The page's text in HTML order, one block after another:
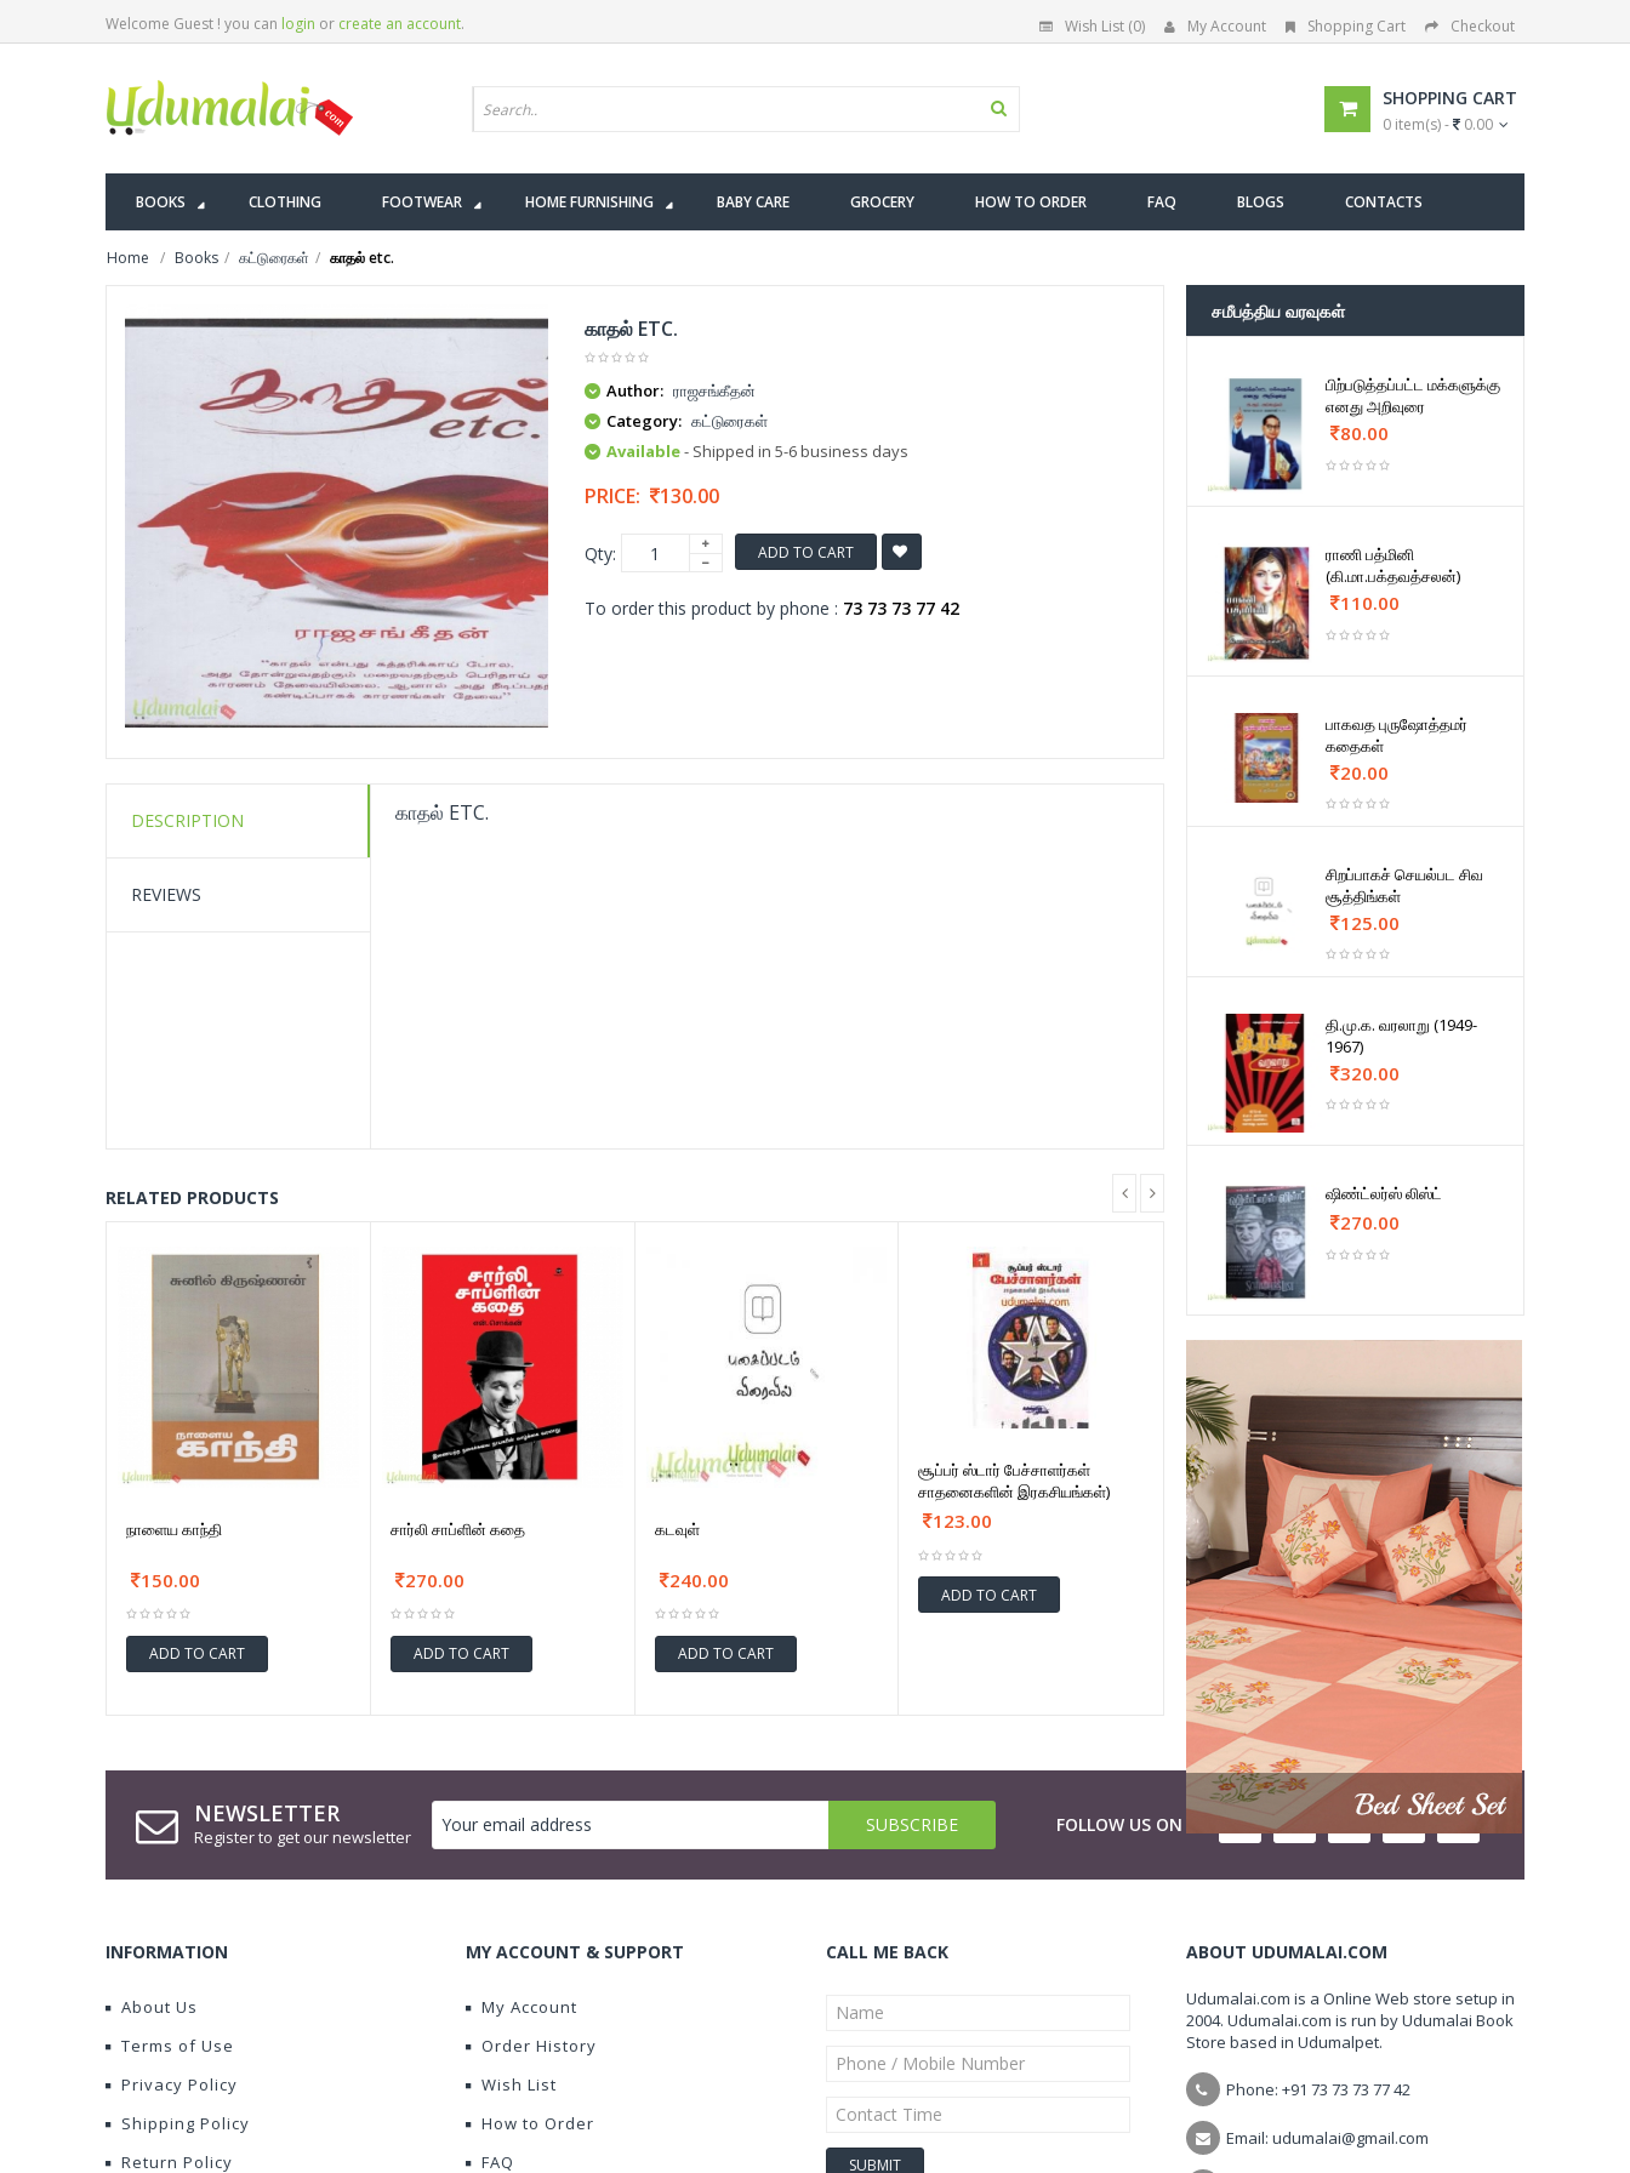
Welcome Guest ! you can login or create an account. Wish List (0) My Account Shopping Cart Checkout
SHOPPING CART
0 item(s) - 0.00
BOOKS CLOTHING FOOTWEAR HOME FURNISHING BABY CARE GROCERY HOW TO ORDER FAQ BLOGS CONTACTS
Home Books கட்டுரைகள் காதல் etc.
காதல் ETC.
Author: ராஜசங்கீதன்
Category: கட்டுரைகள்
Available- Shipped in 5-6 business days
PRICE: 130.00
Qty: ADD TO CART
To order this product by phone : 73 73 73 77 42
DESCRIPTION
REVIEWS
காதல் ETC.
RELATED PRODUCTS
நாளைய காந்தி
150.00
ADD TO CART
சார்லி சாப்ளின் கதை
270.00
ADD TO CART
கடவுள்
240.00
ADD TO CART
சூப்பர் ஸ்டார் பேச்சாளர்கள்
சாதனைகளின் இரகசியங்கள்)
123.00
ADD TO CART
சமீபத்திய வரவுகள்
பிற்படுத்தப்பட்ட மக்களுக்கு
எனது அறிவுரை
80.00
ராணி பத்மினி
(கி.மா.பக்தவத்சலன்)
110.00
பாகவத புருஷோத்தமர்
கதைகள்
20.00
சிறப்பாகச் செயல்பட சிவ
சூத்திங்கள்
125.00
தி.மு.க. வரலாறு (1949-
1967)
320.00
ஷிண்ட்லர்ஸ் லிஸ்ட்
270.00
NEWSLETTER
Register to get our newsletter
FOLLOW US ON
INFORMATION
About Us
Terms of Use
Privacy Policy
Shipping Policy
Return Policy
MY ACCOUNT & SUPPORT
My Account
Order History
Wish List
How to Order
FAQ
CALL ME BACK ABOUT UDUMALAI.COM
Udumalai.com is a Online Web store setup in
2004. Udumalai.com is run by Udumalai Book
Store based in Udumalpet.
Phone: +91 73 73 73 77 42
Email: udumalai@gmail.com